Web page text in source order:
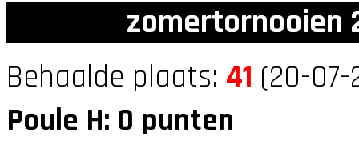
zomertornooien
Behaalde plaats: 41 (20-07-
Poule H: 0 punten